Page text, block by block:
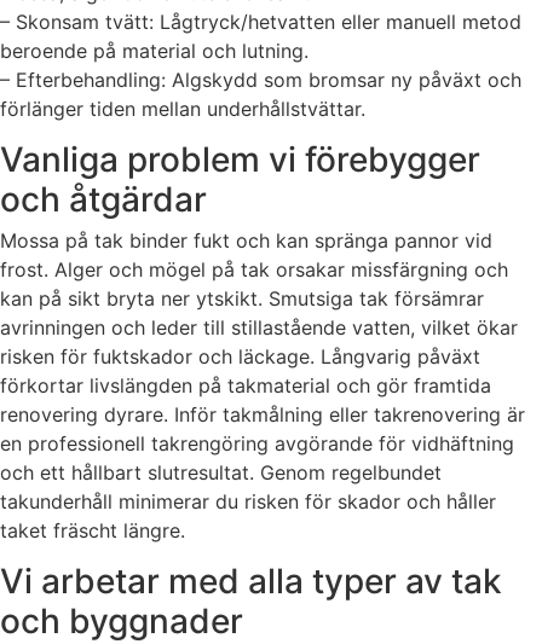
– Skonsam tvätt: Lågtryck/hetvatten eller manuell metod
beroende på material och lutning.
– Efterbehandling: Algskydd som bromsar ny påväxt och
förlänger tiden mellan underhållstvättar.
Vanliga problem vi förebygger
och åtgärdar
Mossa på tak binder fukt och kan spränga pannor vid
frost. Alger och mögel på tak orsakar missfärgning och
kan på sikt bryta ner ytskikt. Smutsiga tak försämrar
avrinningen och leder till stillastående vatten, vilket ökar
risken för fuktskador och läckage. Långvarig påväxt
förkortar livslängden på takmaterial och gör framtida
renovering dyrare. Inför takmålning eller takrenovering är
en professionell takrengöring avgörande för vidhäftning
och ett hållbart slutresultat. Genom regelbundet
takunderhåll minimerar du risken för skador och håller
taket fräscht längre.
Vi arbetar med alla typer av tak
och byggnader